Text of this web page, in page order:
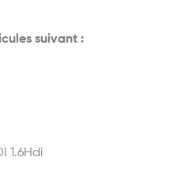
suivant :
1.6Hdi